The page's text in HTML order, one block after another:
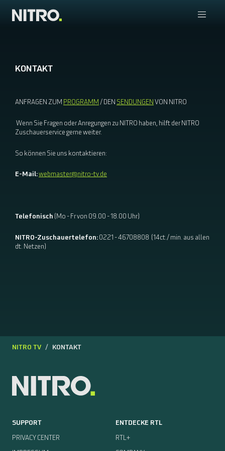
KONTAKT
ANFRAGEN ZUM PROGRAMM / DEN SENDUNGEN VON NITRO
Wenn Sie Fragen oder Anregungen zu NITRO haben, hilft der NITRO
Zuschauerservice gerne weiter.
So können Sie uns kontaktieren:
E-Mail:webmaster@nitro-tv.de
Telefonisch (Mo - Fr von 09.00 - 18.00 Uhr)
NITRO-Zuschauertelefon: 0221 - 46708808 (14ct./ min. aus allen
dt. Netzen)
NITRO TV KONTAKT
SUPPORT
PRIVACY CENTER
ENTDECKE RTL
RTL+